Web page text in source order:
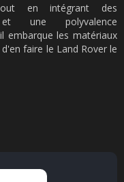
en intégrant des
et une polyvalence
embarque les matériaux
faire le Land Rover le